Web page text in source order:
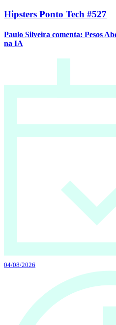
Hipsters Ponto Tech #527
Paulo Silveira comenta: Pesos
na IA
04/08/2026